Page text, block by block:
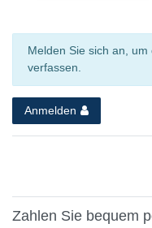
Melden Sie sich an,
verfassen.
Anmelden
Zahlen Sie bequem